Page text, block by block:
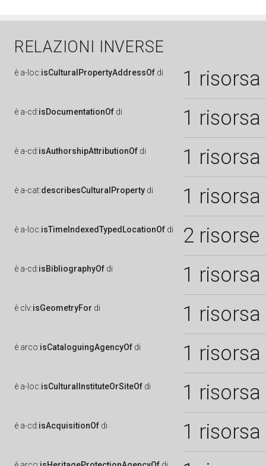
RELAZIONI INVERSE
è a-loc:isCulturalPropertyAddressOf di 1 risorsa
è a-cd:isDocumentationOf di 1 risorsa
è a-cd:isAuthorshipAttributionOf di 1 risorsa
è a-cat:describesCulturalProperty di 1 risorsa
è a-loc:isTimeIndexedTypedLocationOf di 2 risorse
è a-cd:isBibliographyOf di 1 risorsa
è clv:isGeometryFor di 1 risorsa
è arco:isCataloguingAgencyOf di 1 risorsa
è a-loc:isCulturalInstituteOrSiteOf di 1 risorsa
è a-cd:isAcquisitionOf di 1 risorsa